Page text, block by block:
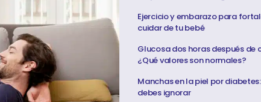
Ejercicio y embarazo para
cuidar de tu bebé
Glucosa dos horas después de
¿Qué valores son normales?
Manchas en la piel por
debes ignorar